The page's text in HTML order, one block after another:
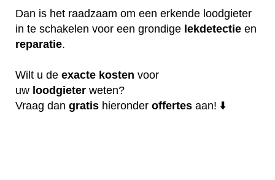
Dan is het raadzaam om een erkende loodgieter
in te schakelen voor een grondige lekdetectie en
reparatie.
Wilt u de exacte kosten voor
uw loodgieter weten?
Vraag dan gratis hieronder offertes aan! ⬇️